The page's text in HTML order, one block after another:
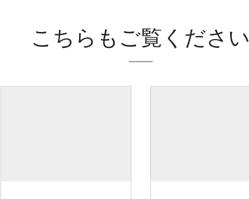
こちらもご覧ください